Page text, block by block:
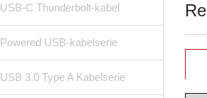
USB-C Thunderbolt-kabel
Powered USB-kabelserie
USB 3.0 Type A Kabelserie